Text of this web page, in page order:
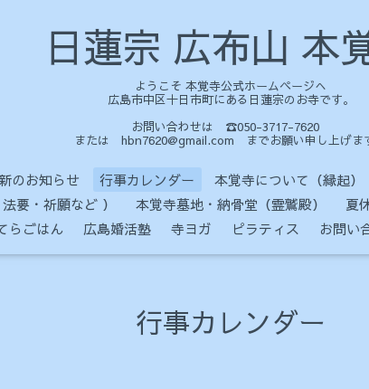
日蓮宗 広布山 本
ようこそ 本覚寺公式ホームページへ
広島市中区十日市町にある日蓮宗のお寺です。
お問い合わせは ☎050-3717-7620
または hbn7620@gmail.com までお願い申し上げま
のお知らせ 行事カレンダー 本覚寺について（縁起）
要・祈願など ）
本覚寺墓地・納骨堂（霊鷲殿） 夏
らごはん
広島婚活塾 寺ヨガ ピラティス お問い
行事カレンダー